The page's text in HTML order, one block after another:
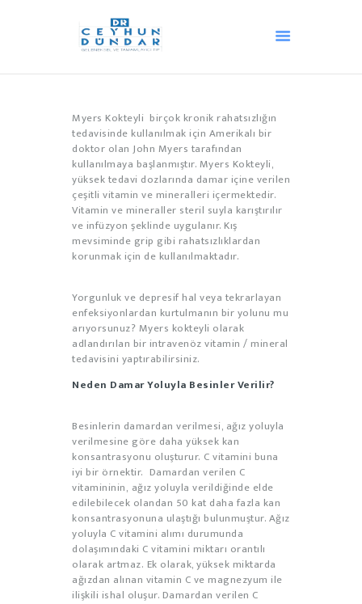
AKUPUNKTUR
HACAMAT
OZON TEDAVISI
ANDULASYON
DIĞER TEDAVILER
MEDIKAL ESTETIK
İLETIŞIM
HAKKIMIZDA
TÜRKÇE
Myers Kokteyli birçok kronik rahatsızlığın
tedavisinde kullanılmak için Amerikalı bir
doktor olan John Myers tarafından
kullanılmaya başlanmıştır. Myers Kokteyli,
yüksek tedavi dozlarında damar içine verilen
çeşitli vitamin ve mineralleri içermektedir.
Vitamin ve mineraller steril suyla karıştırılır
ve infüzyon şeklinde uygulanır. Kış
mevsiminde grip gibi rahatsızlıklardan
korunmak için de kullanılmaktadır.
Yorgunluk ve depresif hal veya tekrarlayan
enfeksiyonlardan kurtulmanın bir yolunu mu
arıyorsunuz? Myers kokteyli olarak
adlandırılan bir intravenöz vitamin / mineral
tedavisini yaptırabilirsiniz.
Neden Damar Yoluyla Besinler Verilir?
Besinlerin damardan verilmesi, ağız yoluyla
verilmesine göre daha yüksek kan
konsantrasyonu oluşturur. C vitamini buna
iyi bir örnektir. Damardan verilen C
vitamininin, ağız yoluyla verildiğinde elde
edilebilecek olandan 50 kat daha fazla kan
konsantrasyonuna ulaştığı bulunmuştur. Ağız
yoluyla C vitamini alımı durumunda
dolaşımındaki C vitamini miktarı orantılı
olarak artmaz. Ek olarak, yüksek miktarda
ağızdan alınan vitamin C ve magnezyum ile
ilişkili ishal oluşur. Damardan verilen C